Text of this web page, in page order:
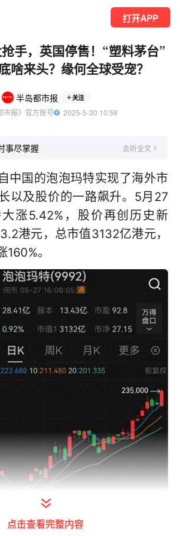
打开APP
手，英国停售！“塑料茅台”
啥来头？缘何全球受宠？
半岛都市报 关注
市报》官方账号
  2025-5-30 10:58
事尽掌握 去听全文
中国的泡泡玛特实现了海外市
以及股价的一路飙升。5月27
涨5.42%，股价再创历史新
港元，总市值3132亿港元，
。
点击查看完整内容